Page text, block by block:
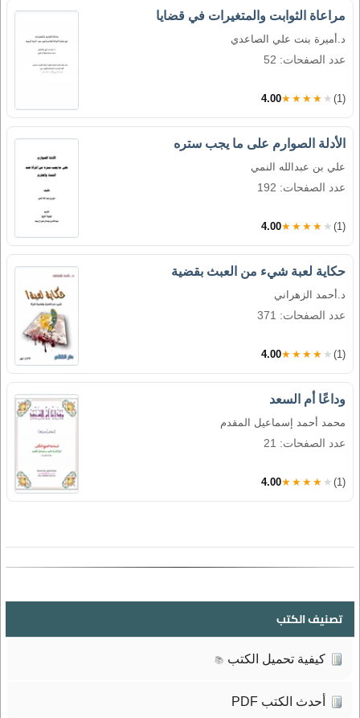
مراعاة الثوابت والمتغيرات في قضايا
د.أميرة بنت علي الصاعدي
عدد الصفحات: 52
4.00★★★★★ (1)
الأدلة الصوارم على ما يجب ستره
علي بن عبدالله النمي
عدد الصفحات: 192
4.00★★★★★ (1)
حكاية لعبة شيء من العبث بقضية
د.أحمد الزهراني
عدد الصفحات: 371
4.00★★★★★ (1)
وداعًا أم السعد
محمد أحمد إسماعيل المقدم
عدد الصفحات: 21
4.00★★★★★ (1)
تصنيف الكتب
كيفية تحميل الكتب 📚
أحدث الكتب PDF